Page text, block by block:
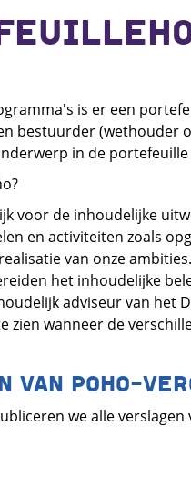
is er een
bestuurder (wethouder
in de portefeuille
voor de inhoudelijke
en activiteiten zoals
van onze ambities.
het inhoudelijke
adviseur van het
zien wanneer de
VAN POHO-
we alle